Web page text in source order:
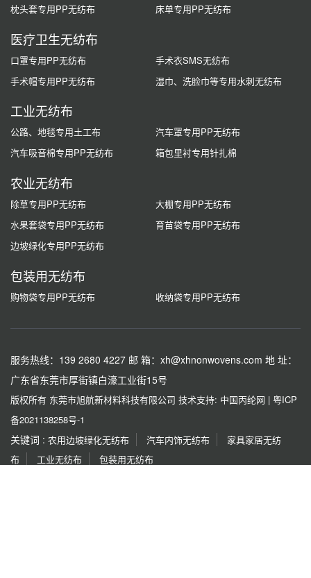
枕头套专用PP无纺布
床单专用PP无纺布
医疗卫生无纺布
口罩专用PP无纺布
手术衣SMS无纺布
手术帽专用PP无纺布
湿巾、洗脸巾等专用水刺无纺布
工业无纺布
公路、地毯专用土工布
汽车罩专用PP无纺布
汽车吸音棉专用PP无纺布
箱包里衬专用针扎棉
农业无纺布
除草专用PP无纺布
大棚专用PP无纺布
水果套袋专用PP无纺布
育苗袋专用PP无纺布
边坡绿化专用PP无纺布
包装用无纺布
购物袋专用PP无纺布 收纳袋专用PP无纺布
服务热线：139 2680 4227 邮 箱：xh@xhnonwovens.com 地 址：
广东省东莞市厚街镇白濠工业街15号
版权所有 东莞市旭航新材料科技有限公司 技术支持: 中国丙纶网 | 粤ICP
备2021138258号-1
关键词 : 农用边坡绿化无纺布 汽车内饰无纺布
家具家居无纺
布
工业无纺布 包装用无纺布